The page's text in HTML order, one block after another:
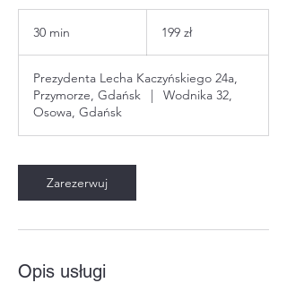
30 min
i
n
polskich
199 zł
Prezydenta Lecha Kaczyńskiego 24a,
Przymorze, Gdańsk
|
Wodnika 32,
Osowa, Gdańsk
Zarezerwuj
Opis usługi